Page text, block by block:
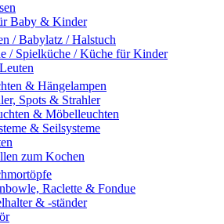
Baby & Kinder
/ Babylatz / Halstuch
/ Spielküche / Küche für Kinder
& Hängelampen
Spots & Strahler
& Möbelleuchten
& Seilsysteme
zum Kochen
Raclette & Fondue
& -ständer